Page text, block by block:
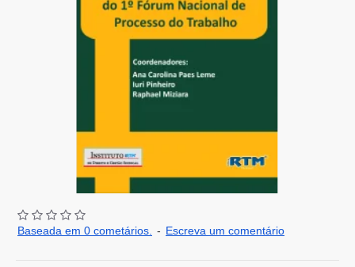
Baseada em 0 cometários. - Escreva um comentário